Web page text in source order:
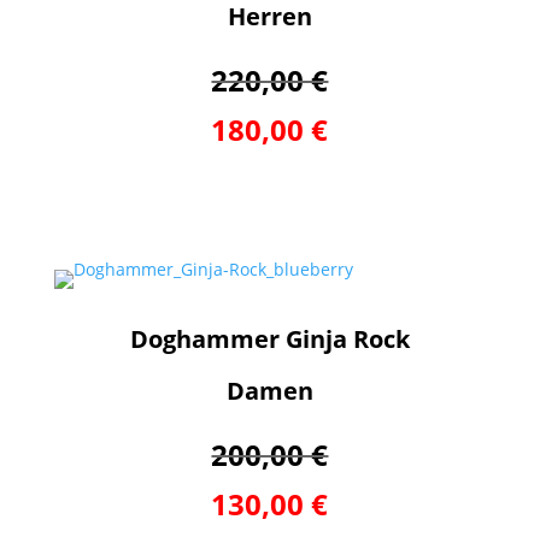
Herren
220,00 €
180,00 €
Doghammer Ginja Rock
Damen
200,00 €
130,00 €